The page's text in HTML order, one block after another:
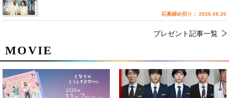
MOVIE
応募締め切り： 2026.08.20
プレゼント記事一覧